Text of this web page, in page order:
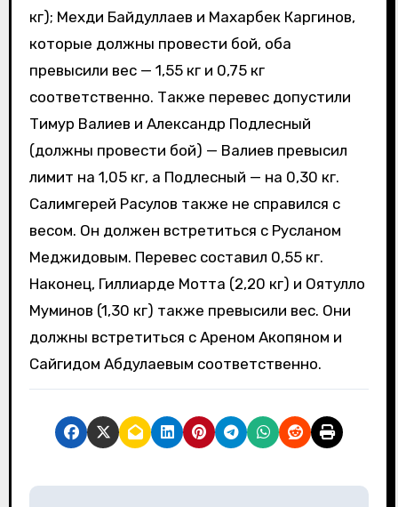
кг); Мехди Байдуллаев и Махарбек Каргинов,
которые должны провести бой, оба
превысили вес — 1,55 кг и 0,75 кг
соответственно. Также перевес допустили
Тимур Валиев и Александр Подлесный
(должны провести бой) — Валиев превысил
лимит на 1,05 кг, а Подлесный — на 0,30 кг.
Салимгерей Расулов также не справился с
весом. Он должен встретиться с Русланом
Меджидовым. Перевес составил 0,55 кг.
Наконец, Гиллиарде Мотта (2,20 кг) и Оятулло
Муминов (1,30 кг) также превысили вес. Они
должны встретиться с Ареном Акопяном и
Сайгидом Абдулаевым соответственно.